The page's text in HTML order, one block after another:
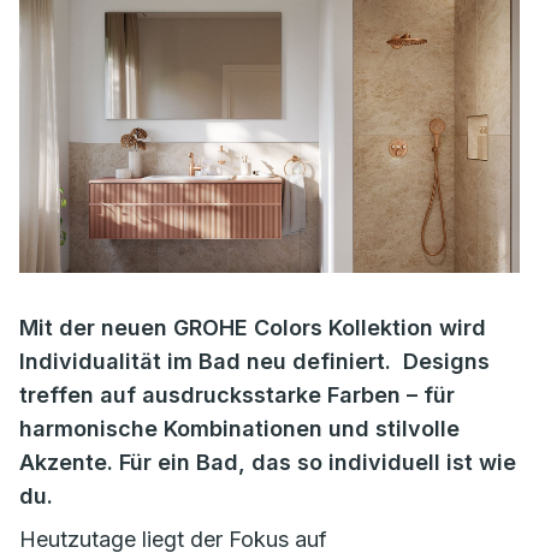
Mit der neuen GROHE Colors Kollektion wird
Individualität im Bad neu definiert. Designs
treffen auf ausdrucksstarke Farben – für
harmonische Kombinationen und stilvolle
Akzente. Für ein Bad, das so individuell ist wie
du.
Heutzutage liegt der Fokus auf